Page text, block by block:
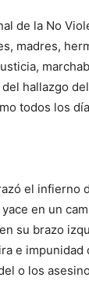
de la No
madres,
hallazgo
todos los
el infierno
en un
su brazo
e
o los